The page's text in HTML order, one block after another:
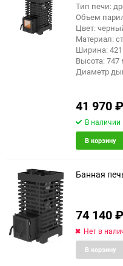
Тип печи:
Объем
Цвет:
Материал:
Ширина:
Высота:
Диаметр
41 970₽
В наличии
В корзину
Банная
74 140₽
Нет в
В корзину